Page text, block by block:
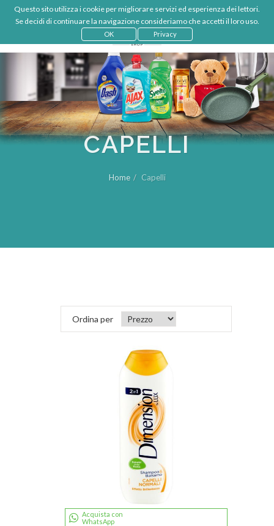
Questo sito utilizza i cookie per migliorare servizi ed esperienza dei lettori.
Se decidi di continuare la navigazione consideriamo che accetti il loro uso.
OK Privacy
€
IT
LOGIN
CAPELLI
Home Capelli
Ordina per
Acquista con
WhatsApp